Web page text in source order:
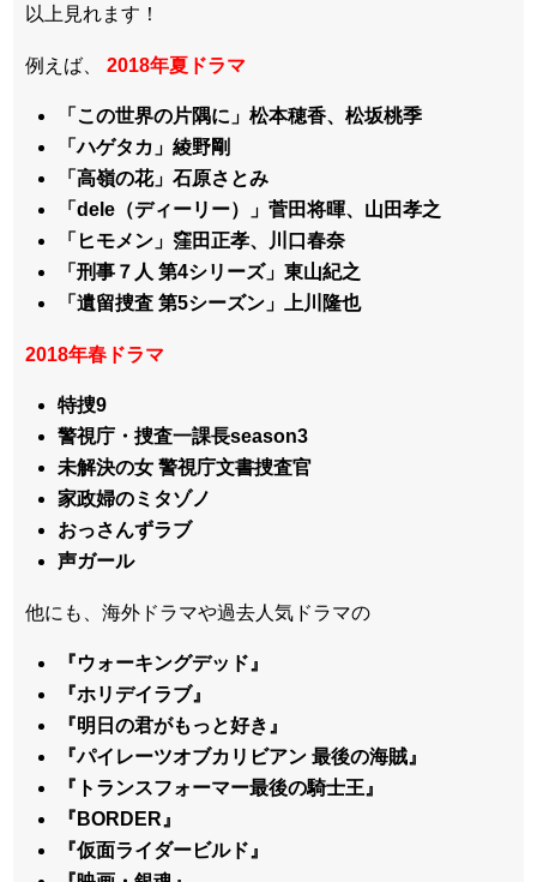
以上見れます！
例えば、 2018年夏ドラマ
「この世界の片隅に」松本穂香、松坂桃季
「ハゲタカ」綾野剛
「高嶺の花」石原さとみ
「dele（ディーリー）」菅田将暉、山田孝之
「ヒモメン」窪田正孝、川口春奈
「刑事７人 第4シリーズ」東山紀之
「遺留捜査 第5シーズン」上川隆也
2018年春ドラマ
特捜9
警視庁・捜査一課長season3
未解決の女 警視庁文書捜査官
家政婦のミタゾノ
おっさんずラブ
声ガール
他にも、海外ドラマや過去人気ドラマの
『ウォーキングデッド』
『ホリデイラブ』
『明日の君がもっと好き』
『パイレーツオブカリビアン 最後の海賊』
『トランスフォーマー最後の騎士王』
『BORDER』
『仮面ライダービルド』